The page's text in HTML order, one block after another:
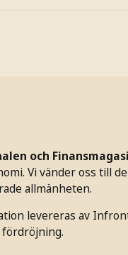
och
Vi vänder oss till
allmänheten.
levereras av